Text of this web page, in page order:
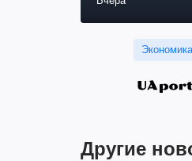
Экономика
Другие